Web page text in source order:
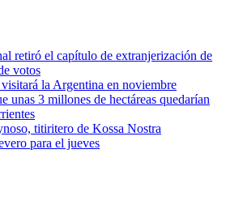
retiró el capítulo de extranjerización de
votos
la Argentina en noviembre
unas 3 millones de hectáreas quedarían
titiritero de Kossa Nostra
para el jueves